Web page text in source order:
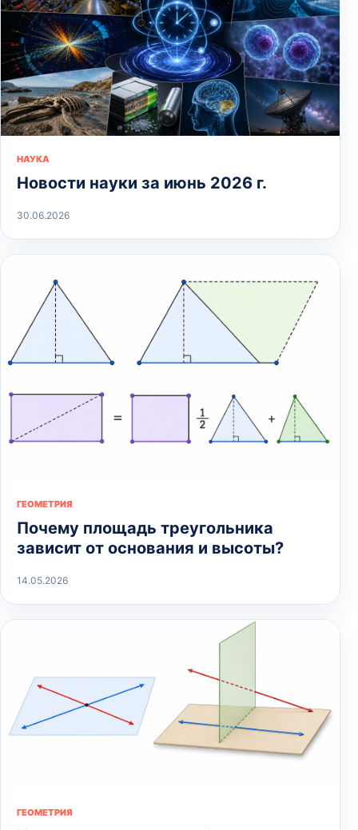
НАУКА
Новости науки за июнь 2026 г.
30.06.2026
ГЕОМЕТРИЯ
Почему площадь треугольника
зависит от основания и высоты?
14.05.2026
ГЕОМЕТРИЯ